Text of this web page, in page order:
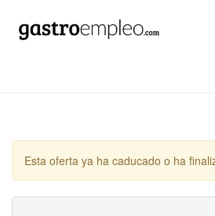
Esta oferta ya ha caducado o ha